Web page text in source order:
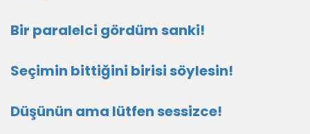
Bir paralelci gördüm sanki!
Seçimin bittiğini birisi söylesin!
Düşünün ama lütfen sessizce!